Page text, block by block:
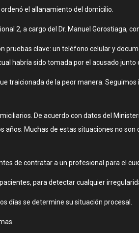
el allanamiento del domicilio.
2, a cargo del Dr. Manuel Gorostiaga,
clave: un teléfono celular y
habría sido tomada por el acusado
traicionada de la peor manera.
De acuerdo con datos del
Muchas de estas situaciones no
de contratar a un profesional para el
para detectar cualquier
días se determine su situación procesal.